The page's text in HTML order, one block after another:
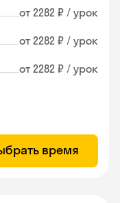
от 2282 ₽ / урок
от 2282 ₽ / урок
от 2282 ₽ / урок
время